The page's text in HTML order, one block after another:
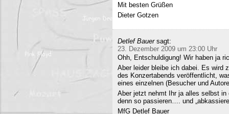
Mit besten Grüßen
Dieter Gotzen
Detlef Bauer sagt:
23. Dezember 2009 um 23:00 Uhr
Ohh, Entschuldigung! Wir haben ja
Aber leider bleibe ich dabei. Es wird
des Konzertabends veröffentlicht,
eines einzelnen (Besucher und
Aber jetzt nehmt Ihr ja alles selbst
denn so passieren…. und
MfG Detlef Bauer